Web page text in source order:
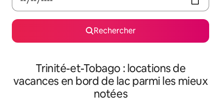
Rechercher
Trinité-et-Tobago : locations de
vacances en bord de lac parmi les mieux
notées